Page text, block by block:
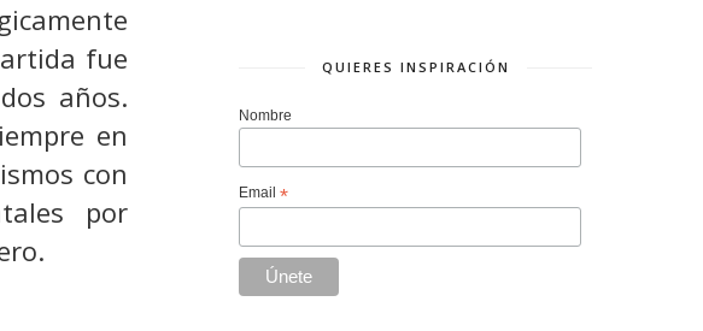
fue
años.
en
con
por
QUIERES INSPIRACIÓN
Nombre
Email*